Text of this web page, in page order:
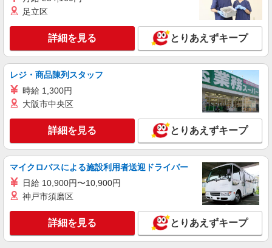
足立区
詳細を見る とりあえずキープ
レジ・商品陳列スタッフ
時給 1,300円
大阪市中央区
詳細を見る とりあえずキープ
マイクロバスによる施設利用者送迎ドライバー
日給 10,900円〜10,900円
神戸市須磨区
詳細を見る とりあえずキープ